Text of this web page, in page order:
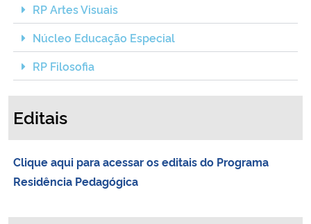
RP Artes Visuais
Núcleo Educação Especial
RP Filosofia
Editais
Clique aqui para acessar os editais do Programa
Residência Pedagógica